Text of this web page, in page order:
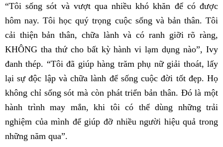
“Tôi sống sót và vượt qua nhiều khó khăn để có được
hôm nay. Tôi học quý trọng cuộc sống và bản thân. Tôi
cải thiện bản thân, chữa lành và có ranh giỡi rõ ràng,
KHÔNG tha thứ cho bất kỳ hành vi lạm dụng nào”, Ivy
đanh thép. “Tôi đã giúp hàng trăm phụ nữ giải thoát, lấy
lại sự độc lập và chữa lành để sống cuộc đời tốt đẹp. Họ
không chỉ sống sót mà còn phát triển bản thân. Đó là một
hành trình may mắn, khi tôi có thể dùng những trải
nghiệm của mình để giúp đỡ nhiều người hiệu quả trong
những năm qua”.